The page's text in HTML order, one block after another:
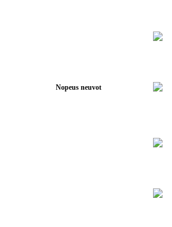
Nopeus neuvot